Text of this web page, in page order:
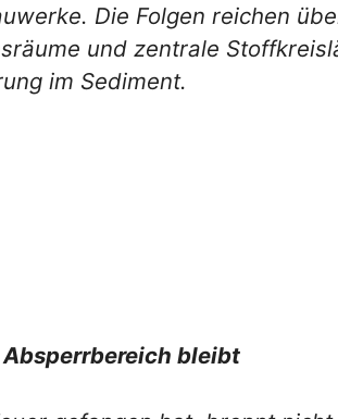
Die Folgen reichen
und zentrale
im Sediment.
bleibt